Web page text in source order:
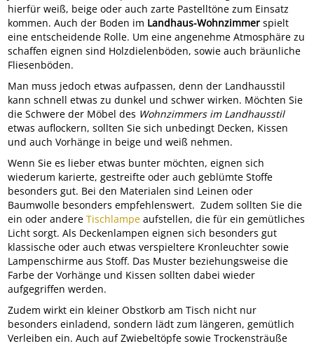
hierfür weiß, beige oder auch zarte Pastelltöne zum Einsatz
kommen. Auch der Boden im Landhaus-Wohnzimmer spielt
eine entscheidende Rolle. Um eine angenehme Atmosphäre zu
schaffen eignen sind Holzdielenböden, sowie auch bräunliche
Fliesenböden.
Man muss jedoch etwas aufpassen, denn der Landhausstil
kann schnell etwas zu dunkel und schwer wirken. Möchten Sie
die Schwere der Möbel des Wohnzimmers im Landhausstil
etwas auflockern, sollten Sie sich unbedingt Decken, Kissen
und auch Vorhänge in beige und weiß nehmen.
Wenn Sie es lieber etwas bunter möchten, eignen sich
wiederum karierte, gestreifte oder auch geblümte Stoffe
besonders gut. Bei den Materialen sind Leinen oder
Baumwolle besonders empfehlenswert. Zudem sollten Sie die
ein oder andere Tischlampe aufstellen, die für ein gemütliches
Licht sorgt. Als Deckenlampen eignen sich besonders gut
klassische oder auch etwas verspieltere Kronleuchter sowie
Lampenschirme aus Stoff. Das Muster beziehungsweise die
Farbe der Vorhänge und Kissen sollten dabei wieder
aufgegriffen werden.
Zudem wirkt ein kleiner Obstkorb am Tisch nicht nur
besonders einladend, sondern lädt zum längeren, gemütlich
Verleiben ein. Auch auf Zwiebeltöpfe sowie Trockensträuße